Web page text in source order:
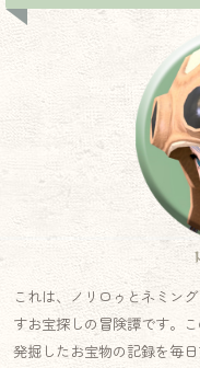
これは、ノリロゥとネミン
すお宝探しの冒険譚です。
発掘したお宝物の記録を毎